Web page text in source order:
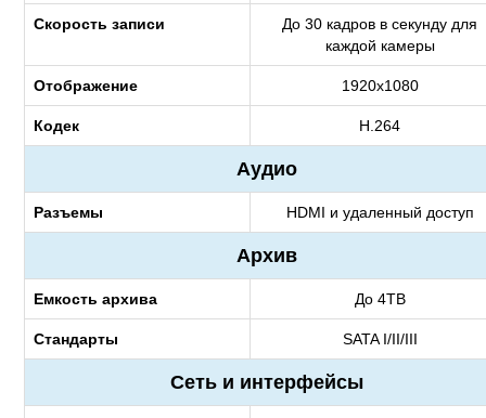
Скорость записи
До 30 кадров в секунду для
каждой камеры
Отображение 1920х1080
Кодек H.264
Аудио
Разъемы HDMI и удаленный доступ
Архив
Емкость архива До 4TB
Стандарты SATA I/II/III
Сеть и интерфейсы